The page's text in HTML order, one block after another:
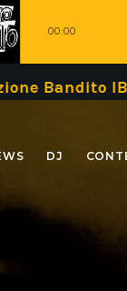
00:00
IBAN –
DJ